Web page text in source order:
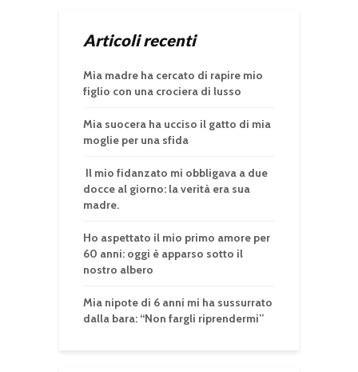
Articoli recenti
Mia madre ha cercato di rapire mio
figlio con una crociera di lusso
Mia suocera ha ucciso il gatto di mia
moglie per una sfida
Il mio fidanzato mi obbligava a due
docce al giorno: la verità era sua
madre.
Ho aspettato il mio primo amore per
60 anni: oggi è apparso sotto il
nostro albero
Mia nipote di 6 anni mi ha sussurrato
dalla bara: “Non fargli riprendermi”